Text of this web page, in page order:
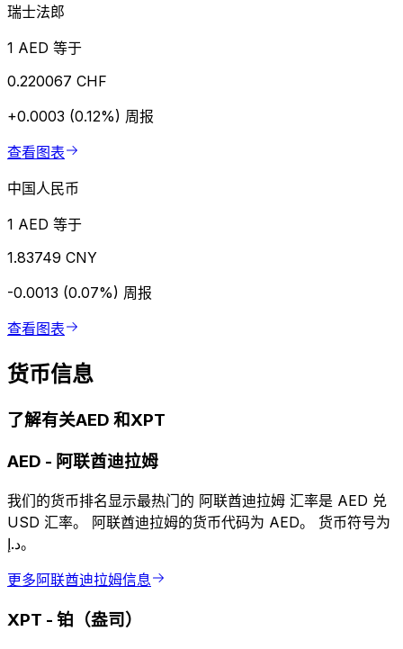
瑞士法郎
1 AED 等于
0.220067 CHF
+0.0003 (0.12%) 周报
查看图表
中国人民币
1 AED 等于
1.83749 CNY
-0.0013 (0.07%) 周报
查看图表
货币信息
了解有关AED 和XPT
AED - 阿联酋迪拉姆
我们的货币排名显示最热门的 阿联酋迪拉姆 汇率是 AED 兑
USD 汇率。 阿联酋迪拉姆的货币代码为 AED。 货币符号为
د.إ。
更多阿联酋迪拉姆信息
XPT - 铂（盎司）